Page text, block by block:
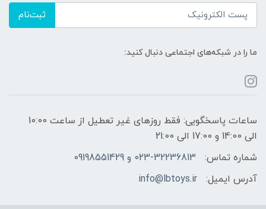
ثبت‌نام
ما را در شبکه‌های اجتماعی دنبال کنید:
ساعات پاسخگویی: فقط روزهای غیر تعطیل از ساعت 10:00
الی 14:00 و 17:00 الی 21:00
شماره تماس:
023-32236813 و 09198551429
آدرس ایمیل:
info@lbtoys.ir